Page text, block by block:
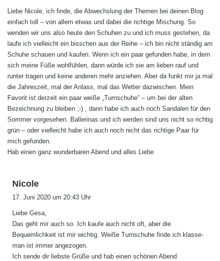
:
Liebe Nicole, ich finde, die Abwechslung der Themen bei deinen Blog
einfach toll – von allem etwas und dabei die richtige Mischung. So
wenden wir uns also heute den Schuhen zu und ich muss gestehen, da
laufe ich vielleicht ein bisschen aus der Reihe – ich bin nicht ständig am
Schuhe schauen und kaufen. Wenn ich ein paar gefunden habe, in dem
sich meine Füße wohlfühlen, dann würde ich sie am lieben rauf und
runter tragen und keine anderen mehr anziehen. Aber da funkt mir ja mal
die Jahreszeit, mal der Anlass, mal das Wetter dazwischen. Mein
Favorit ist derzeit ein paar weiße „Turnschuhe“ – um bei der alten
Bezeichnung zu bleiben ;-) , dann habe ich auch noch Sandalen für den
Sommer vorgesehen. Ballerinas und ich werden sind uns nicht so richtig
grün – oder vielleicht habe ich auch noch nicht das richtige Paar für
mich gefunden.
Hab einen ganz wunderbaren Abend und alles Liebe
Nicole
a
t
:
17. Juni 2020 um 20:43 Uhr
Liebe Gesa,
Das geht mir auch so. Ich kaufe auch nicht oft, aber die
Bequemlichkeit ist mir wichtig. Weiße Turnschuhe finde ich klasse-
man ist immer angezogen.
Ich sende dir liebste Grüße und hab einen schönen Abend